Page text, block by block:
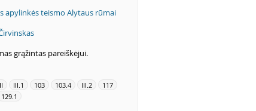
apylinkės teismo Alytaus rūmai
grąžintas pareiškėjui.
III.1 103 103.4 III.2
117
129.1